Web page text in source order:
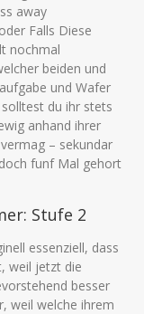
away
Falls Diese
nochmal
beiden und
und Wafer
du ihr stets
anhand ihrer
– sekundar
funf Mal gehort
Stufe 2
essenziell, dass
weil jetzt die
besser
weil welche ihrem